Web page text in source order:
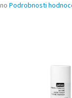
Podrobnosti